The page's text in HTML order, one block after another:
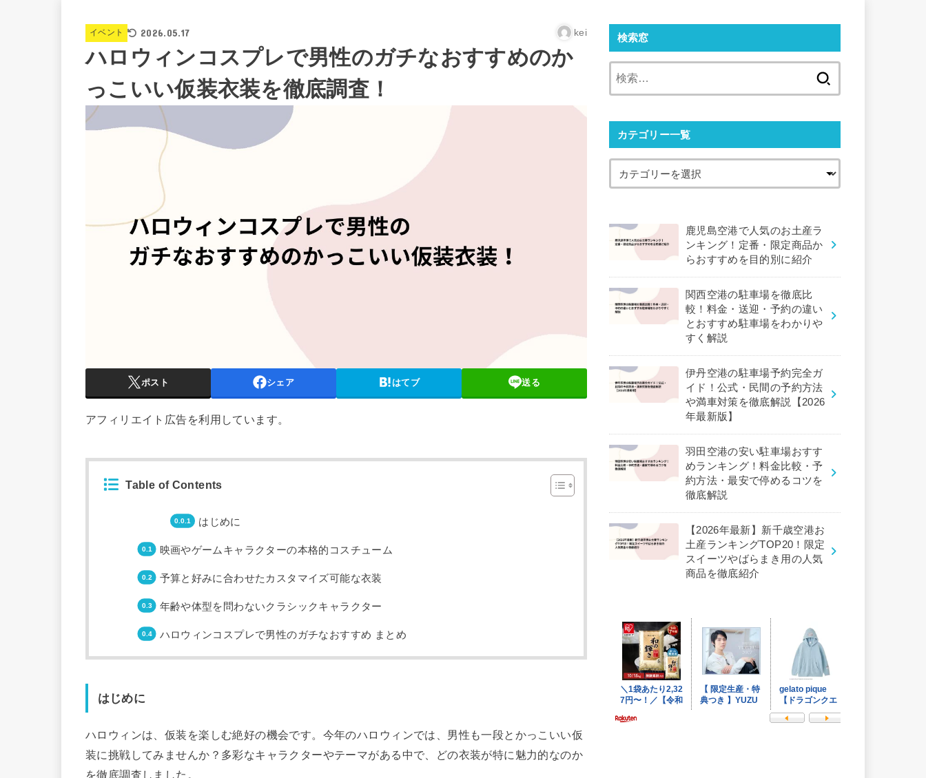
イベント 2026.05.17 kei
ハロウィンコスプレで男性のガチなおすすめのか
っこいい仮装衣装を徹底調査！
ポスト シェア はてブ 送る
アフィリエイト広告を利用しています。
Table of Contents
はじめに
映画やゲームキャラクターの本格的コスチューム
予算と好みに合わせたカスタマイズ可能な衣装
年齢や体型を問わないクラシックキャラクター
ハロウィンコスプレで男性のガチなおすすめ まとめ
はじめに
ハロウィンは、仮装を楽しむ絶好の機会です。今年のハロウィンでは、男性も一段とかっこいい仮
装に挑戦してみませんか？多彩なキャラクターやテーマがある中で、どの衣装が特に魅力的なのか
を徹底調査しました。
検索窓
カテゴリー一覧
鹿児島空港で人気のお土産ラ
ンキング！定番・限定商品か
らおすすめを目的別に紹介
関西空港の駐車場を徹底比
較！料金・送迎・予約の違い
とおすすめ駐車場をわかりや
すく解説
伊丹空港の駐車場予約完全ガ
イド！公式・民間の予約方法
や満車対策を徹底解説【2026
年最新版】
羽田空港の安い駐車場おすす
めランキング！料金比較・予
約方法・最安で停めるコツを
徹底解説
【2026年最新】新千歳空港お
土産ランキングTOP20！限定
スイーツやばらまき用の人気
商品を徹底紹介